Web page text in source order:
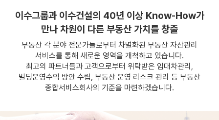
이수그룹과 이수건설의 40년 이상 Know-How가
만나 차원이 다른 부동산 가치를 창출
부동산 각 분야 전문가들로부터 차별화된 부동산 자산관리
서비스를 통해 새로운 영역을 개척하고 있습니다.
최고의 파트너들과 고객으로부터 위탁받은 임대차관리,
빌딩운영수익 방안 수립, 부동산 운영 리스크 관리 등 부동산
종합서비스회사의 기준을 마련하겠습니다.